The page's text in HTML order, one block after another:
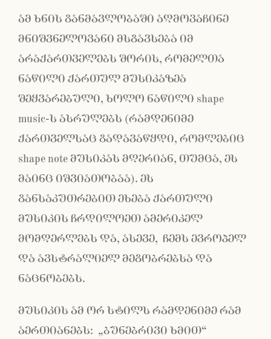
ამ ხნის განმავლობაში აღმოვაჩინე
მნიშვნელოვანი მსგავსება იმ
არაქართველებს შორის, რომელთა
ნაწილი ქართულ მუსიკაზეა
შეყვარებული, ხოლო ნაწილი shape
music-ს ასრულებს (რამდენიმე
ქართველსაც გადავაწყდი, რომლებიც
shape note მუსიკას მღერიან, თუმცა, ეს
მაინც იშვიათობაა). ეს
განსაკუთრებით ეხება ქართული
მუსიკის ჩრდილოეთ ამერიკელ
მომღერლებს და, ასევე, ჩემს ევროპელ
და ავსტრალიელ მეგობრებსა და
ნაცნობებს.
მუსიკის ამ ორ სტილს რამდენიმე რამ
აერთიანებს: „ბუნებრივი ხმით“